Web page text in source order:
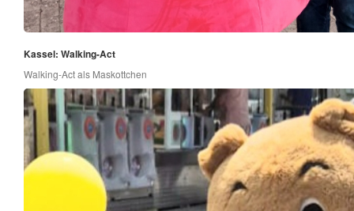
Kassel: Walking-Act
Walking-Act als Maskottchen